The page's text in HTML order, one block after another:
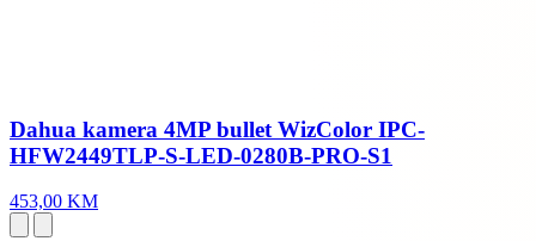
Dahua kamera 4MP bullet WizColor IPC-
HFW2449TLP-S-LED-0280B-PRO-S1
453,00 KM